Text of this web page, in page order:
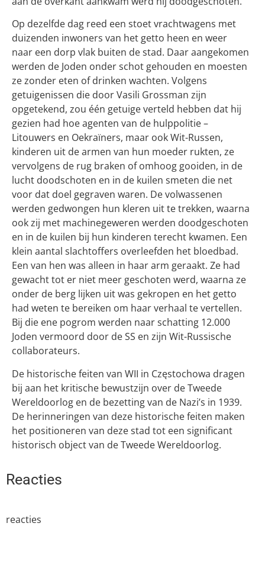
Op dezelfde dag reed een stoet vrachtwagens met
duizenden inwoners van het getto heen en weer
naar een dorp vlak buiten de stad. Daar aangekomen
werden de Joden onder schot gehouden en moesten
ze zonder eten of drinken wachten. Volgens
getuigenissen die door Vasili Grossman zijn
opgetekend, zou één getuige verteld hebben dat hij
gezien had hoe agenten van de hulppolitie –
Litouwers en Oekraïners, maar ook Wit-Russen,
kinderen uit de armen van hun moeder rukten, ze
vervolgens de rug braken of omhoog gooiden, in de
lucht doodschoten en in de kuilen smeten die net
voor dat doel gegraven waren. De volwassenen
werden gedwongen hun kleren uit te trekken, waarna
ook zij met machinegeweren werden doodgeschoten
en in de kuilen bij hun kinderen terecht kwamen. Een
klein aantal slachtoffers overleefden het bloedbad.
Een van hen was alleen in haar arm geraakt. Ze had
gewacht tot er niet meer geschoten werd, waarna ze
onder de berg lijken uit was gekropen en het getto
had weten te bereiken om haar verhaal te vertellen.
Bij die ene pogrom werden naar schatting 12.000
Joden vermoord door de SS en zijn Wit-Russische
collaborateurs.
De historische feiten van WII in Częstochowa dragen
bij aan het kritische bewustzijn over de Tweede
Wereldoorlog en de bezetting van de Nazi’s in 1939.
De herinneringen van deze historische feiten maken
het positioneren van deze stad tot een significant
historisch object van de Tweede Wereldoorlog.
Reacties
reacties